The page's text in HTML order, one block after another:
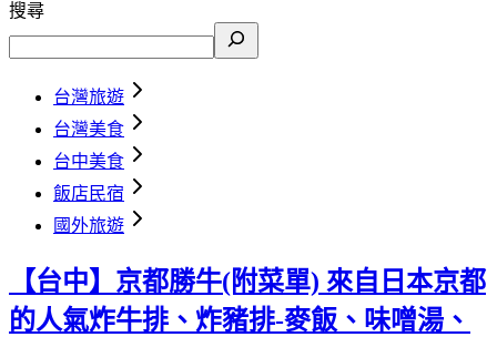
搜尋
台灣旅遊
台灣美食
台中美食
飯店民宿
國外旅遊
【台中】京都勝牛(附菜單) 來自日本京都
的人氣炸牛排、炸豬排-麥飯、味噌湯、